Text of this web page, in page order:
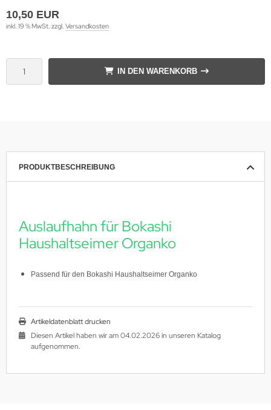
10,50 EUR
inkl. 19 % MwSt. zzgl. Versandkosten
IN DEN WARENKORB
PRODUKTBESCHREIBUNG
Auslaufhahn für Bokashi
Haushaltseimer Organko
Passend für den Bokashi Haushaltseimer Organko
Artikeldatenblatt drucken
Diesen Artikel haben wir am 04.02.2026 in unseren Katalog
aufgenommen.